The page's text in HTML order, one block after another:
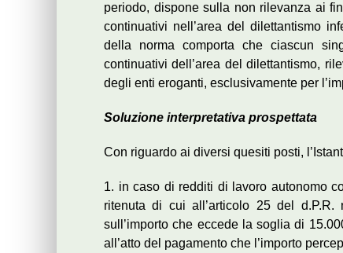
periodo, dispone sulla non rilevanza ai
continuativi nell’area del dilettantismo
della norma comporta che ciascun
continuativi dell’area del dilettantismo,
degli enti eroganti, esclusivamente per
Soluzione interpretativa prospettata
Con riguardo ai diversi quesiti posti,
1. in caso di redditi di lavoro autonomo
ritenuta di cui all’articolo 25 del
sull’importo che eccede la soglia di
all’atto del pagamento che l’importo